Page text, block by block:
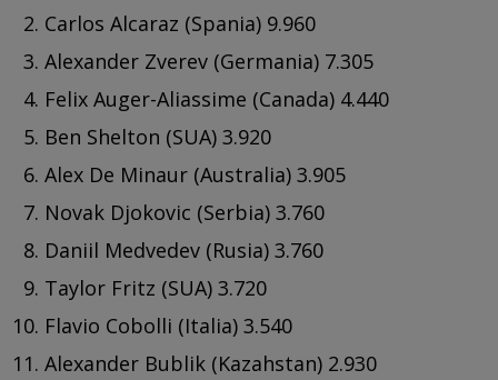
Carlos Alcaraz (Spania) 9.960
Alexander Zverev (Germania) 7.305
Felix Auger-Aliassime (Canada) 4.440
Ben Shelton (SUA) 3.920
Alex De Minaur (Australia) 3.905
Novak Djokovic (Serbia) 3.760
Daniil Medvedev (Rusia) 3.760
Taylor Fritz (SUA) 3.720
Flavio Cobolli (Italia) 3.540
Alexander Bublik (Kazahstan) 2.930